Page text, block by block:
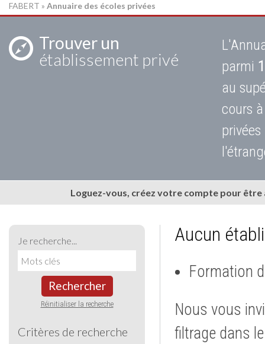
FABERT » Annuaire des écoles privées
Trouver un
établissement privé
parmi
au
cours
Loguez-vous, créez votre compte pour
Je recherche...
Rechercher
Réinitialiser la recherche
Critères de recherche
Aucun
Formation
Nous vous
filtrage dans